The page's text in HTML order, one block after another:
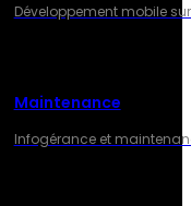
Développement mobile
Maintenance
Infogérance et